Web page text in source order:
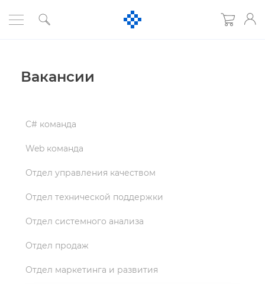
акансии
С# команда
Web команда
Отдел управления качеством
Отдел технической поддержки
Отдел системного анализа
Отдел продаж
Отдел маркетинга и развития